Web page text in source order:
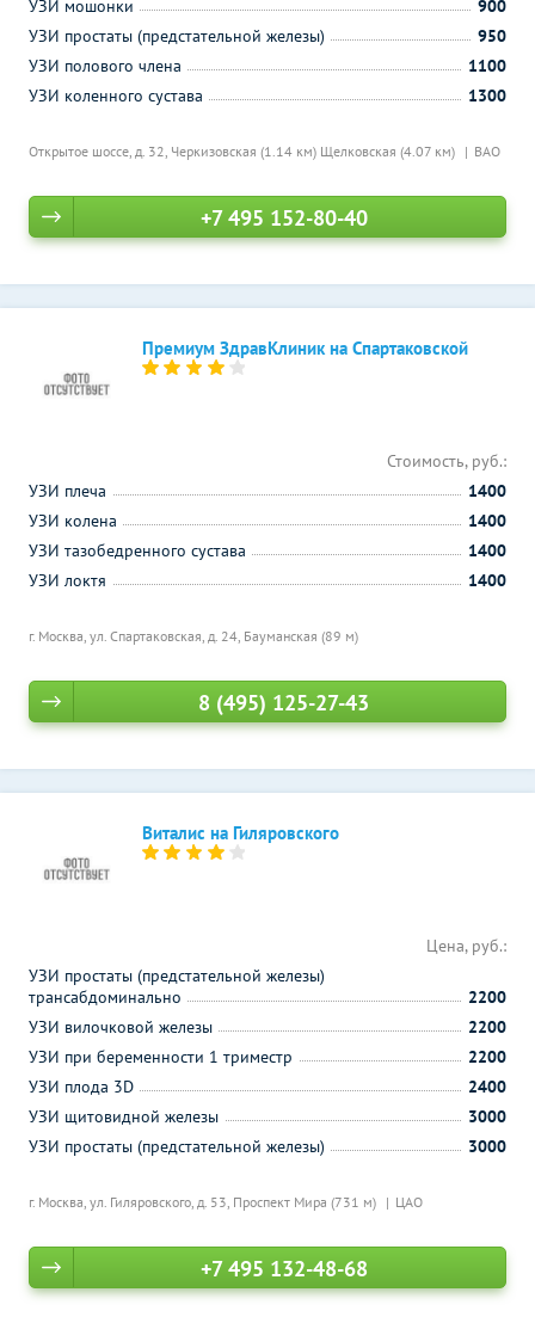
Открытое шоссе, д. 32, Черкизовская (1.14 км) Щелковская (4.07 км) ВАО
УЗИ мошонки
900
УЗИ простаты (предстательной железы)
950
УЗИ полового члена
1100
УЗИ коленного сустава
1300
+7 495 152-80-40
Премиум ЗдравКлиник на Спартаковской
г. Москва, ул. Спартаковская, д. 24, Бауманская (89 м)
Стоимость, руб.:
УЗИ плеча
1400
УЗИ колена
1400
УЗИ тазобедренного сустава
1400
УЗИ локтя
1400
8 (495) 125-27-43
Виталис на Гиляровского
г. Москва, ул. Гиляровского, д. 53, Проспект Мира (731 м) ЦАО
Цена, руб.:
УЗИ простаты (предстательной железы)
трансабдоминально
2200
УЗИ вилочковой железы
2200
УЗИ при беременности 1 триместр
2200
УЗИ плода 3D
2400
УЗИ щитовидной железы
3000
УЗИ простаты (предстательной железы)
3000
+7 495 132-48-68